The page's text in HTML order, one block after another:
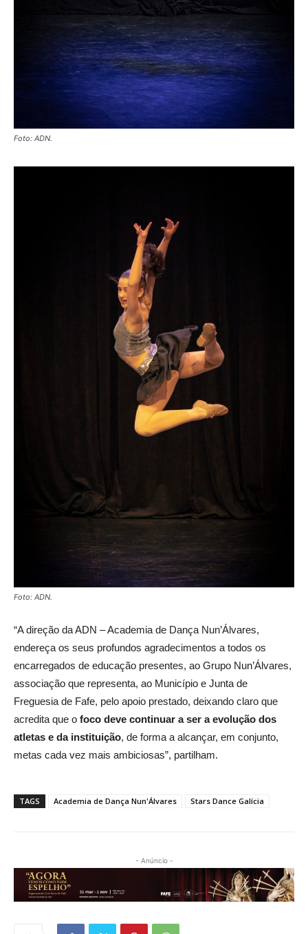
Foto: ADN.
Foto: ADN.
“A direção da ADN – Academia de Dança Nun’Álvares,
endereça os seus profundos agradecimentos a todos os
encarregados de educação presentes, ao Grupo Nun’Álvares,
associação que representa, ao Município e Junta de
Freguesia de Fafe, pelo apoio prestado, deixando claro que
acredita que o foco deve continuar a ser a evolução dos
atletas e da instituição, de forma a alcançar, em conjunto,
metas cada vez mais ambiciosas”, partilham.
TAGS Academia de Dança Nun'Álvares Stars Dance Galícia
- Anúncio -